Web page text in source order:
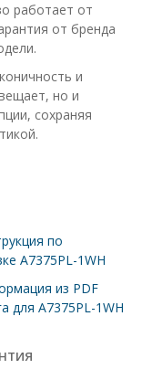
работает от
от бренда
и
но и
сохраняя
по
A7375PL-1WH
из PDF
для A7375PL-1WH